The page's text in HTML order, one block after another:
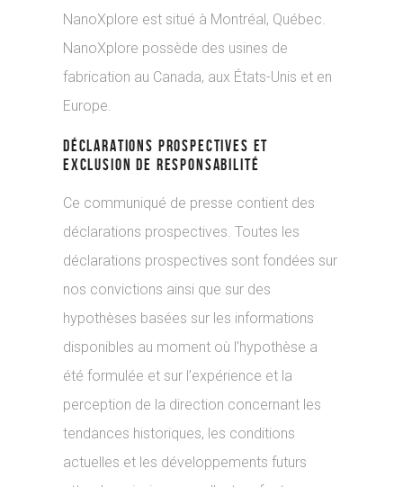
NanoXplore est situé à Montréal, Québec.
NanoXplore possède des usines de
fabrication au Canada, aux États-Unis et en
Europe.
DÉCLARATIONS PROSPECTIVES ET
EXCLUSION DE RESPONSABILITÉ
Ce communiqué de presse contient des
déclarations prospectives. Toutes les
déclarations prospectives sont fondées sur
nos convictions ainsi que sur des
hypothèses basées sur les informations
disponibles au moment où l’hypothèse a
été formulée et sur l’expérience et la
perception de la direction concernant les
tendances historiques, les conditions
actuelles et les développements futurs